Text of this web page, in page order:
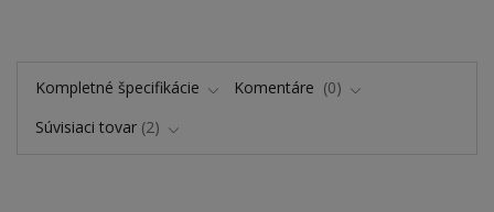
Kompletné špecifikácie Komentáre
0
Súvisiaci tovar 2